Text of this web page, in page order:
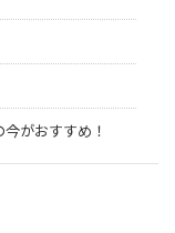
がおすすめ！